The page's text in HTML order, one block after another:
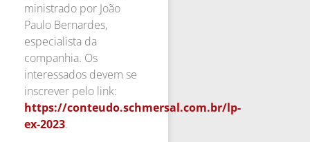
ministrado por João
Paulo Bernardes,
especialista da
companhia. Os
interessados devem se
inscrever pelo link:
https://conteudo.schmersal.com.br/lp-
ex-2023.